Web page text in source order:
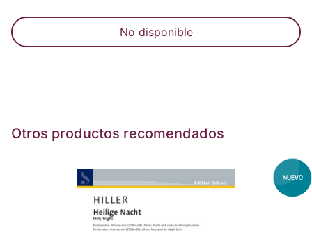
No disponible
Otros productos recomendados